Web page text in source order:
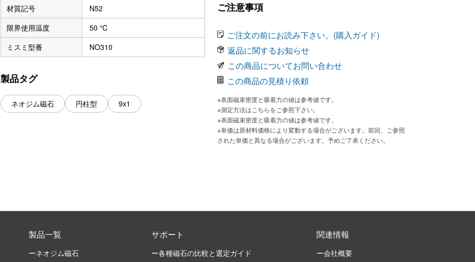
材質記号
N52
限界使用温度
50 ℃
ミスミ型番
NO310
製品タグ
ネオジム磁石 円柱型 9x1
ご注意事項
ご注文の前にお読み下さい。(購入ガイド)
返品に関するお知らせ
この商品についてお問い合わせ
この商品の見積り依頼
※表面磁束密度と吸着力の値は参考値です。
※測定方法はこちらをご参照下さい。
※表面磁束密度と吸着力の値は参考値です。
※単価は原材料価格により変動する場合がございます。前回、ご参照
された単価と異なる場合がございます。予めご了承ください。
製品一覧
ーネオジム磁石
サポート
ー各種磁石の比較と選定ガイド
関連情報
ー会社概要